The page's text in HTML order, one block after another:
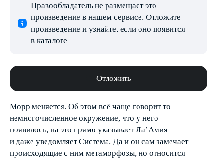
Правообладатель не размещает это
произведение в нашем сервисе. Отложите
произведение и узнайте, если оно появится
в каталоге
Отложить
Морр меняется. Об этом всё чаще говорит то
немногочисленное окружение, что у него
появилось, на это прямо указывает Ла’Амия
и даже уведомляет Система. Да и он сам замечает
происходящие с ним метаморфозы, но относится